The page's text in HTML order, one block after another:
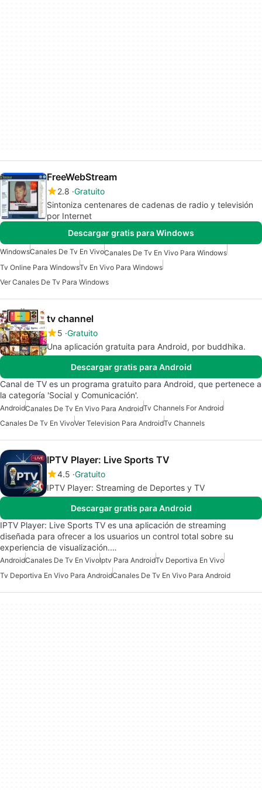
FreeWebStream
2.8 Gratuito
Sintoniza centenares de cadenas de radio y televisión
por Internet
Descargar gratis para Windows
WindowsCanales De Tv En VivoCanales De Tv En Vivo Para Windows
Tv Online Para WindowsTv En Vivo Para Windows
Ver Canales De Tv Para Windows
tv channel
5 Gratuito
Una aplicación gratuita para Android, por buddhika.
Descargar gratis para Android
Canal de TV es un programa gratuito para Android, que pertenece a
la categoría 'Social y Comunicación'.
AndroidCanales De Tv En Vivo Para AndroidTv Channels For Android
Canales De Tv En VivoVer Television Para AndroidTv Channels
IPTV Player: Live Sports TV
4.5 Gratuito
IPTV Player: Streaming de Deportes y TV
Descargar gratis para Android
IPTV Player: Live Sports TV es una aplicación de streaming
diseñada para ofrecer a los usuarios un control total sobre su
experiencia de visualización.…
AndroidCanales De Tv En VivoIptv Para AndroidTv Deportiva En Vivo
Tv Deportiva En Vivo Para AndroidCanales De Tv En Vivo Para Android